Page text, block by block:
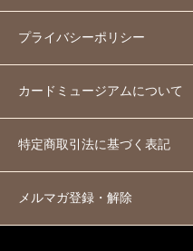
プライバシーポリシー
カードミュージアムについて
特定商取引法に基づく表記
メルマガ登録・解除